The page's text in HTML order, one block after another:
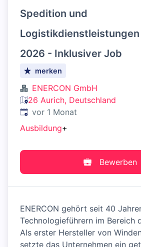
Spedition und
2026 - Inklusiver Job
merken
ENERCON GmbH
26 Aurich, Deutschland
Veröffentlicht:
vor 1 Monat
Ausbildung+
Bewerben
ENERCON gehört seit 40
Technologieführern im Bereich
Als erster Hersteller von
setzte das Unternehmen ein